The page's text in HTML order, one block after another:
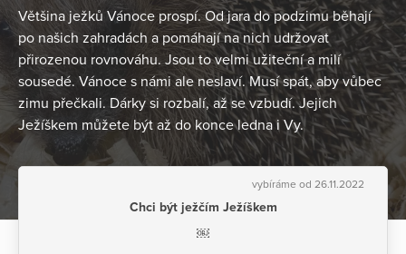
Většina ježků Vánoce prospí. Od jara do podzimu běhají
po našich zahradách a pomáhají na nich udržovat
přirozenou rovnováhu. Jsou to velmi užiteční a milí
sousedé. Vánoce s námi ale neslaví. Musí spát, aby vůbec
zimu přečkali. Dárky si rozbalí, až se vzbudí. Jejich
Ježíškem můžete být až do konce ledna i Vy.
vybíráme od 26.11.2022
Chci být ježčím Ježíškem
￼